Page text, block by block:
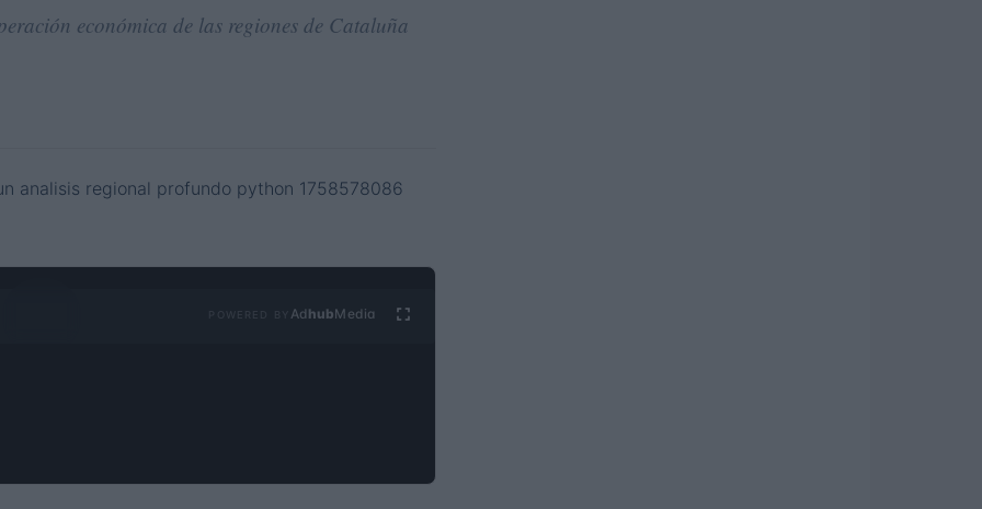
económica de las regiones de Cataluña
Ad hubMedia